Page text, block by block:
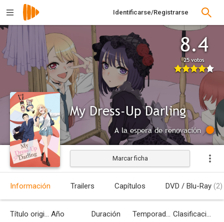
Identificarse/Registrarse
8.4
25 votos
My Dress-Up Darling
A la espera de renovación
Marcar ficha
Información Trailers Capítulos DVD / Blu-Ray (2)
Título original Año Duración Temporadas Clasificación por edades